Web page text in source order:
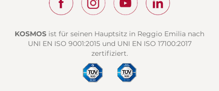
KOSMOS ist für seinen Hauptsitz in Reggio Emilia nach
UNI EN ISO 9001:2015 und UNI EN ISO 17100:2017
zertifiziert.